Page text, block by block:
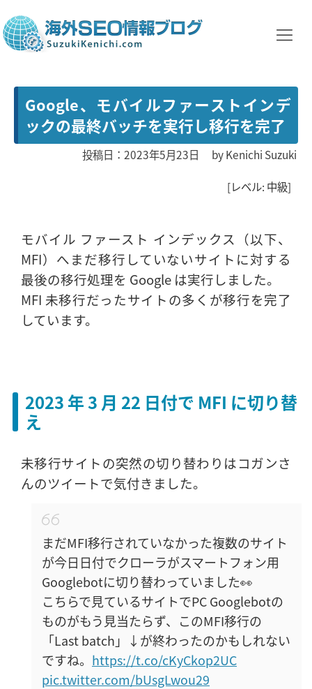
Google、モバイルファーストインデ
ックの最終バッチを実行し移行を完了
投稿日：2023年5月23日 byKenichi Suzuki
[レベル: 中級]
モバイル ファースト インデックス（以下、
MFI）へまだ移行していないサイトに対する
最後の移行処理を Google は実行しました。
MFI 未移行だったサイトの多くが移行を完了
しています。
2023 年 3 月 22 日付で MFI に切り替
え
未移行サイトの突然の切り替わりはコガンさ
んのツイートで気付きました。
まだMFI移行されていなかった複数のサイト
が今日日付でクローラがスマートフォン用
Googlebotに切り替わっていました👀
こちらで見ているサイトでPC Googlebotの
ものがもう見当たらず、このMFI移行の
「Last batch」↓が終わったのかもしれない
ですね。 https://t.co/cKyCkop2UC
pic.twitter.com/bUsgLwou29